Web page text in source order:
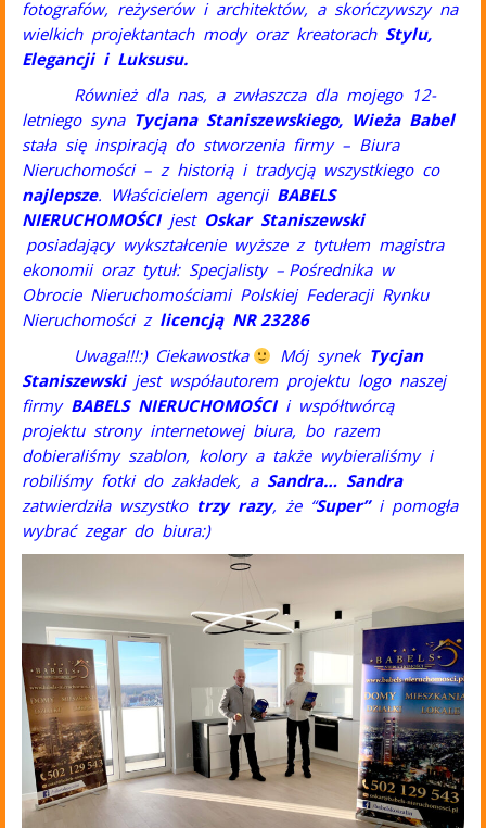
fotografów, reżyserów i architektów, a skończywszy na
wielkich projektantach mody oraz kreatorach Stylu,
Elegancji i Luksusu.
Również dla nas, a zwłaszcza dla mojego 12-
letniego syna Tycjana Staniszewskiego, Wieża Babel
stała się inspiracją do stworzenia firmy – Biura
Nieruchomości – z historią i tradycją wszystkiego co
najlepsze. Właścicielem agencji BABELS
NIERUCHOMOŚCIjest Oskar Staniszewski
posiadający wykształcenie wyższe z tytułem magistra
ekonomii oraz tytuł: Specjalisty – Pośrednika w
Obrocie Nieruchomościami Polskiej Federacji Rynku
Nieruchomości z licencją NR 23286
Uwaga!!!:) Ciekawostka
Mój synek Tycjan
Staniszewskijest współautorem projektu logo naszej
firmy BABELS NIERUCHOMOŚCI i współtwórcą
projektu strony internetowej biura, bo razem
dobieraliśmy szablon, kolory a także wybieraliśmy i
robiliśmy fotki do zakładek, a Sandra… Sandra
zatwierdziła wszystko trzy razy, że “Super” i pomogła
wybrać zegar do biura:)